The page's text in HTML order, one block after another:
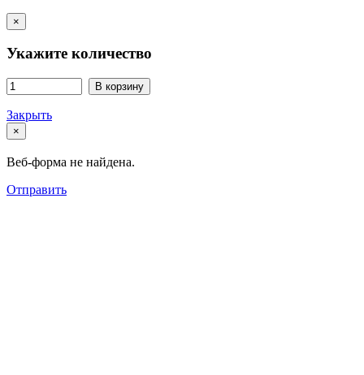
×
Укажите количество
В корзину
Закрыть
×
Веб-форма не найдена.
Отправить